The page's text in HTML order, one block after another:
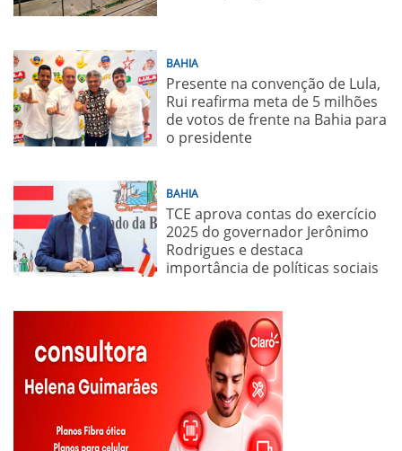
BAHIA
Presente na convenção de Lula,
Rui reafirma meta de 5 milhões
de votos de frente na Bahia para
o presidente
BAHIA
TCE aprova contas do exercício
2025 do governador Jerônimo
Rodrigues e destaca
importância de políticas sociais